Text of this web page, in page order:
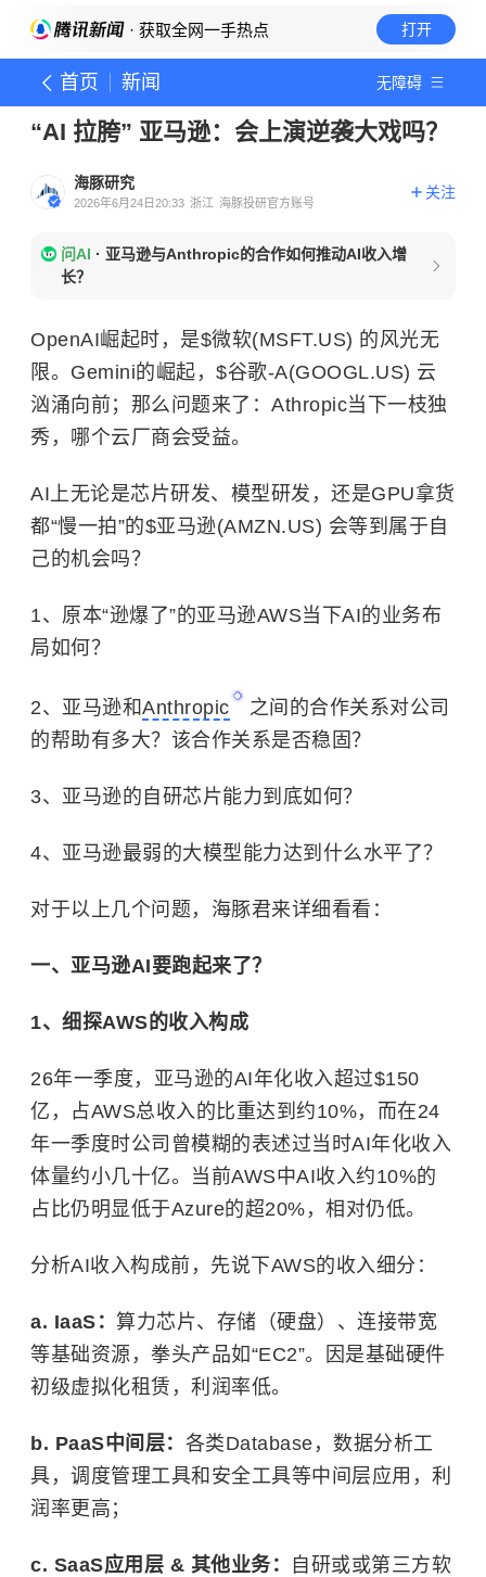
· 获取全网一手热点 打开
首页 新闻 无障碍
“AI 拉胯” 亚马逊：会上演逆袭大戏吗？
海豚研究
2026年6月24日20:33 浙江 海豚投研官方账号
关注
问AI · 亚马逊与Anthropic的合作如何推动AI收入增
长？
OpenAI崛起时，是$微软(MSFT.US) 的风光无
限。Gemini的崛起， $谷歌-A(GOOGL.US) 云
汹涌向前；那么问题来了：Athropic当下一枝独
秀，哪个云厂商会受益。
AI上无论是芯片研发、模型研发，还是GPU拿货
都“慢一拍”的$亚马逊(AMZN.US) 会等到属于自
己的机会吗？
1、原本“逊爆了”的亚马逊AWS当下AI的业务布
局如何？
2、亚马逊和Anthropic
之间的合作关系对公司
的帮助有多大？该合作关系是否稳固？
3、亚马逊的自研芯片能力到底如何？
4、亚马逊最弱的大模型能力达到什么水平了？
对于以上几个问题，海豚君来详细看看：
一、亚马逊AI要跑起来了？
1、细探AWS的收入构成
26年一季度，亚马逊的AI年化收入超过$150
亿，占AWS总收入的比重达到约10%，而在24
年一季度时公司曾模糊的表述过当时AI年化收入
体量约小几十亿。当前AWS中AI收入约10%的
占比仍明显低于Azure的超20%，相对仍低。
分析AI收入构成前，先说下AWS的收入细分：
a. IaaS： 算力芯片、存储（硬盘）、连接带宽
等基础资源，拳头产品如“EC2”。因是基础硬件
初级虚拟化租赁，利润率低。
b. PaaS中间层： 各类Database，数据分析工
具，调度管理工具和安全工具等中间层应用，利
润率更高；
c. SaaS应用层 & 其他业务：
自研或或第三方软